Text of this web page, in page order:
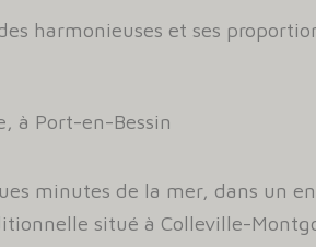
harmonieuses et ses
à Port-en-Bessin
minutes de la mer, dans un
situé à Colleville-